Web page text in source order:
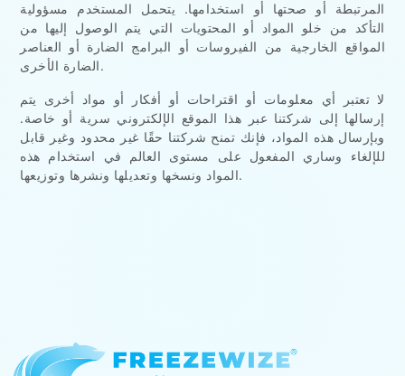
المرتبطة أو صحتها أو استخدامها. يتحمل المستخدم مسؤولية
التأكد من خلو المواد أو المحتويات التي يتم الوصول إليها من
المواقع الخارجية من الفيروسات أو البرامج الضارة أو العناصر
الضارة الأخرى.
لا تعتبر أي معلومات أو اقتراحات أو أفكار أو مواد أخرى يتم
إرسالها إلى شركتنا عبر هذا الموقع الإلكتروني سرية أو خاصة.
وبإرسال هذه المواد، فإنك تمنح شركتنا حقًا غير محدود وغير قابل
للإلغاء وساري المفعول على مستوى العالم في استخدام هذه
المواد ونسخها وتعديلها ونشرها وتوزيعها.